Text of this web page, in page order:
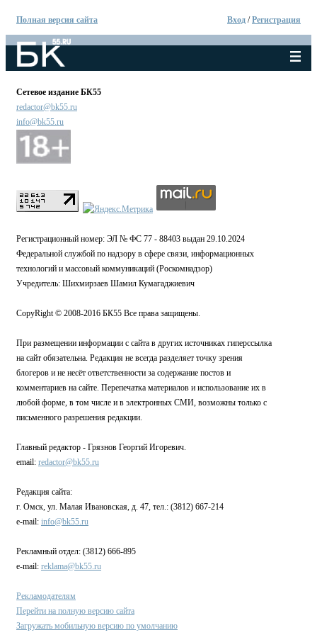
Полная версия сайта Вход /Регистрация
Сетевое издание БК55
redactor@bk55.ru
info@bk55.ru
Регистрационный номер: ЭЛ № ФС 77 - 88403 выдан 29.10.2024
Федеральной службой по надзору в сфере связи, информационных
технологий и массовый коммуникаций (Роскомнадзор)
Учредитель: Шихмирзаев Шамил Кумагаджиевич
CopyRight © 2008-2016 БК55 Все права защищены.
При размещении информации с сайта в других источниках гиперссылка
на сайт обязательна. Редакция не всегда разделяет точку зрения
блогеров и не несёт ответственности за содержание постов и
комментариев на сайте. Перепечатка материалов и использование их в
любой форме, в том числе и в электронных СМИ, возможны только с
письменного разрешения редакции.
Главный редактор - Грязнов Георгий Игоревич.
email: redactor@bk55.ru
Редакция сайта:
г. Омск, ул. Малая Ивановская, д. 47, тел.: (3812) 667-214
e-mail: info@bk55.ru
Рекламный отдел: (3812) 666-895
e-mail: reklama@bk55.ru
Рекламодателям
Перейти на полную версию сайта
Загружать мобильную версию по умолчанию